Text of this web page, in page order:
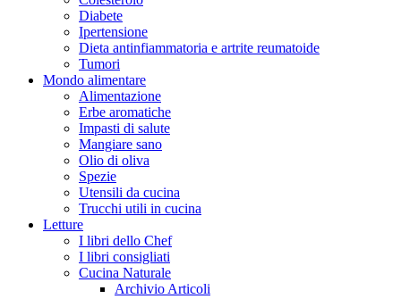
Diabete
Ipertensione
Dieta antinfiammatoria e artrite reumatoide
Tumori
Mondo alimentare
Alimentazione
Erbe aromatiche
Impasti di salute
Mangiare sano
Olio di oliva
Spezie
Utensili da cucina
Trucchi utili in cucina
Letture
I libri dello Chef
I libri consigliati
Cucina Naturale
Archivio Articoli